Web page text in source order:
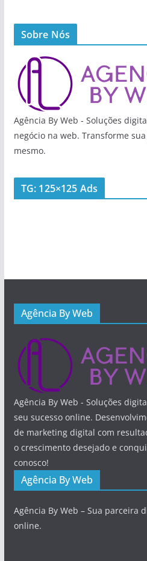
Sobre Nós
Agência By Web - Soluções
negócio na web. Transforme
mesmo.
TG: 125×125 Ads
Agência By Web
Agência By Web - Soluções
seu sucesso online.
de marketing digital com
o crescimento desejado e
conosco!
Agência By Web
Agência By Web – Sua parceira
online.